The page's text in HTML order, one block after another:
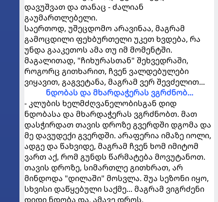
დავუშვათ და თანაც - ძალიან
გაუმართლებელი.
საერთოდ, უშეცდომო არავინაა, მაგრამ
გამოცდილი ფეხბურთელი უკეთ ხვდება, რა
უნდა გააკეთოს ამა თუ იმ მომენტში.
მაგალითად, "ჩიხურასთან" შეხვედრაში,
როგორც გითხარით, ჩვენ ვალდებულები
ვიყავით, გაგვეტანა, მაგრამ ვერ შევძელით...
ნდობას და მხარდაჭერას ვგრძნობ...
- კლუბის ხელმძღვანელობისგან დიდ
ნდობასა და მხარდაჭერას ვგრძნობთ. მათ
დასჭირდათ თავის დროზე გვერდში დგომა და
მე დავუდექი გვერდში. არაფერია იმაზე იოლი,
ადგე და წახვიდე, მაგრამ ჩვენ ხომ იმიტომ
ვართ აქ, რომ გუნდს წარმატება მოვუტანოთ.
თავის დროზე, სიმართლე გითხრათ, არ
მინდოდა "დილაში" მოსვლა. შუა სეზონი იყო,
სხვისი დაწყებული საქმე... მაგრამ ვიგრძენი
დიდი ნდობა და, ამავე დროს,